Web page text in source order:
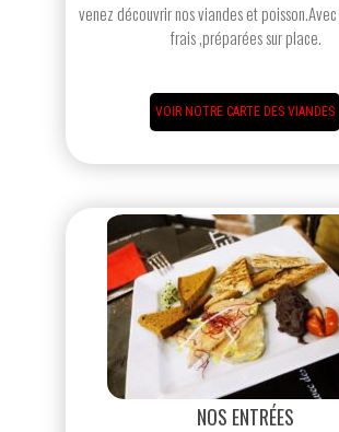
venez découvrir nos viandes et
frais ,préparées sur place.
VOIR NOTRE CARTE DES VIANDES
NOS ENTRÉES